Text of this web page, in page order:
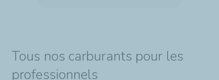
Tous nos carburants pour les
professionnels